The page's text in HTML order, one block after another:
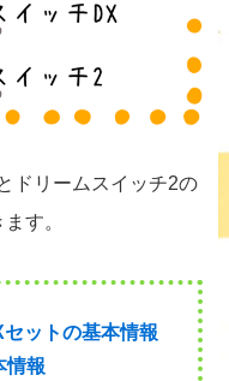
ドリームスイッチ2の
す。
ットの基本情報
情報